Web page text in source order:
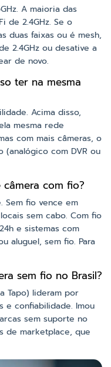
A maioria das
de 2.4GHz. Se o
duas faixas ou é mesh,
2.4GHz ou desative a
de novo.
ter na mesma
Acima disso,
mesma rede
com mais câmeras, o
(analógico com DVR ou
com fio?
Sem fio vence em
sem cabo. Com fio
e sistemas com
aluguel, sem fio. Para
sem fio no Brasil?
Tapo) lideram por
e confiabilidade. Imou
sem suporte no
de marketplace, que